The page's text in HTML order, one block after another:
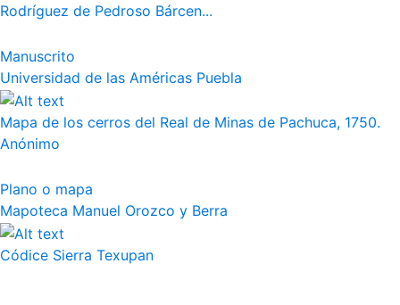
Rodríguez de Pedroso Bárcen...
Manuscrito
Universidad de las Américas Puebla
Mapa de los cerros del Real de Minas de Pachuca, 1750.
Anónimo
Plano o mapa
Mapoteca Manuel Orozco y Berra
Códice Sierra Texupan